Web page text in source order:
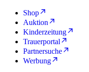
Shop
Auktion
Kinderzeitung
Trauerportal
Partnersuche
Werbung